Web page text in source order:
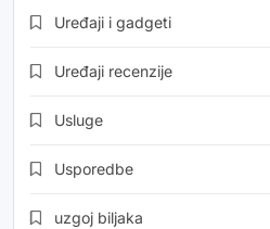
Uređaji i gadgeti
Uređaji recenzije
Usluge
Usporedbe
uzgoj biljaka